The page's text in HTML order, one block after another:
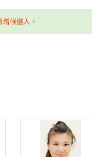
增候選人 。